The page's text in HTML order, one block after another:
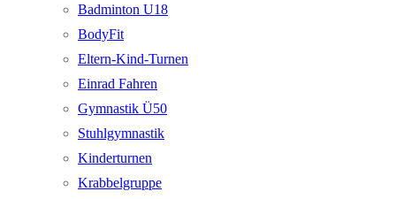
Badminton U18
BodyFit
Eltern-Kind-Turnen
Einrad Fahren
Gymnastik Ü50
Stuhlgymnastik
Kinderturnen
Krabbelgruppe